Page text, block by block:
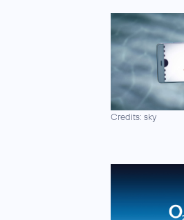
Credits: sky